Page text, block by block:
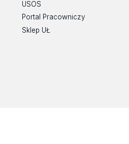
USOS
Portal Pracowniczy
Sklep UŁ